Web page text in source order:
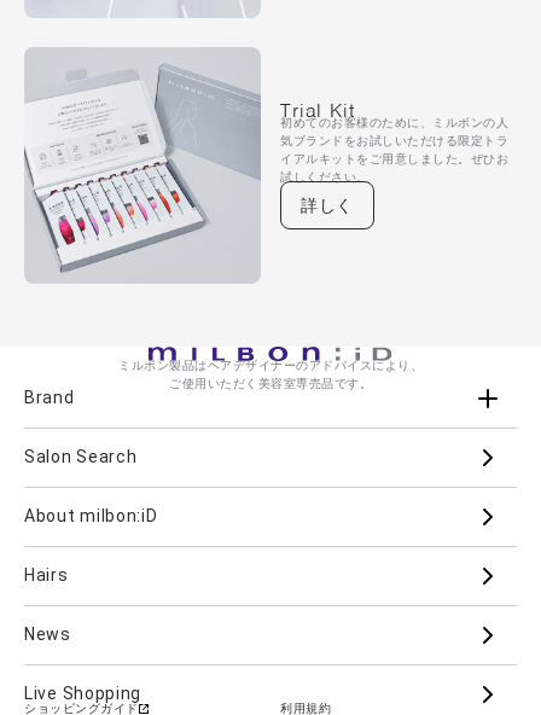
Trial Kit
初めてのお客様のために、ミルボンの人
気ブランドをお試しいただける限定トラ
イアルキットをご用意しました。ぜひお
試しください。
詳しく
ミルボン製品はヘアデザイナーのアドバイスにより、
ご使用いただく美容室専売品です。
Brand
Aujua milbon
PJOLI
Salon Search
About milbon:iD
Hairs
News
Live Shopping
ショッピングガイド 利用規約